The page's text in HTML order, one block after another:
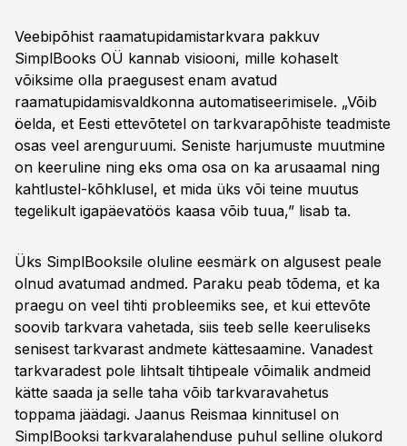
Veebipõhist raamatupidamistarkvara pakkuv
SimplBooks OÜ kannab visiooni, mille kohaselt
võiksime olla praegusest enam avatud
raamatupidamisvaldkonna automatiseerimisele. „Võib
öelda, et Eesti ettevõtetel on tarkvarapõhiste teadmiste
osas veel arenguruumi. Seniste harjumuste muutmine
on keeruline ning eks oma osa on ka arusaamal ning
kahtlustel-kõhklusel, et mida üks või teine muutus
tegelikult igapäevatöös kaasa võib tuua,” lisab ta.
Üks SimplBooksile oluline eesmärk on algusest peale
olnud avatumad andmed. Paraku peab tõdema, et ka
praegu on veel tihti probleemiks see, et kui ettevõte
soovib tarkvara vahetada, siis teeb selle keeruliseks
senisest tarkvarast andmete kättesaamine. Vanadest
tarkvaradest pole lihtsalt tihtipeale võimalik andmeid
kätte saada ja selle taha võib tarkvaravahetus
toppama jäädagi. Jaanus Reismaa kinnitusel on
SimplBooksi tarkvaralahenduse puhul selline olukord